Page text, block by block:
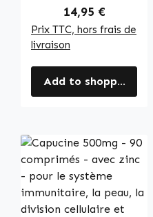
Regular price:
14,95 €
Prix TTC, hors frais de
livraison
Add to shopping cart